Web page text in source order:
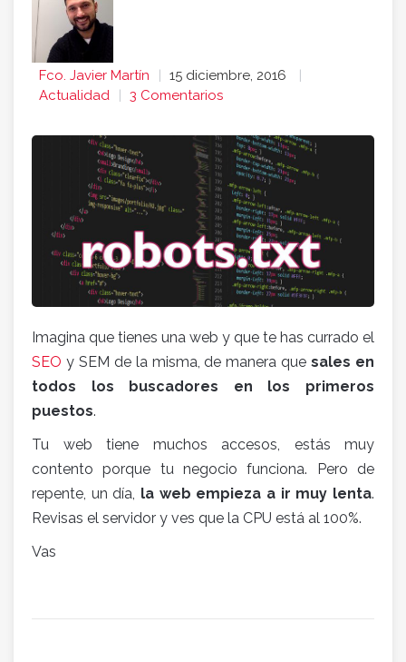
Fco. Javier Martín
15 diciembre, 2016
Actualidad
3 Comentarios
Imagina que tienes una web y que te has currado el
SEO y SEM de la misma, de manera quesales en
todos los buscadores en los primeros
puestos.
Tu web tiene muchos accesos, estás muy
contento porque tu negocio funciona. Pero de
repente, un día, la web empieza a ir muy lenta.
Revisas el servidor y ves que la CPU está al 100%.
Vas